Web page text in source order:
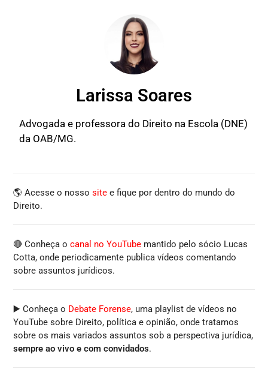
Larissa Soares
Advogada e professora do Direito na Escola (DNE)
da OAB/MG.
🌎 Acesse o nossosite e fique por dentro do mundo do
Direito.
🔴 Conheça ocanal no YouTube mantido pelo sócio Lucas
Cotta, onde periodicamente publica vídeos comentando
sobre assuntos jurídicos.
▶️ Conheça o Debate Forense, uma playlist de vídeos no
YouTube sobre Direito, política e opinião, onde tratamos
sobre os mais variados assuntos sob a perspectiva jurídica,
sempre ao vivo e com convidados.